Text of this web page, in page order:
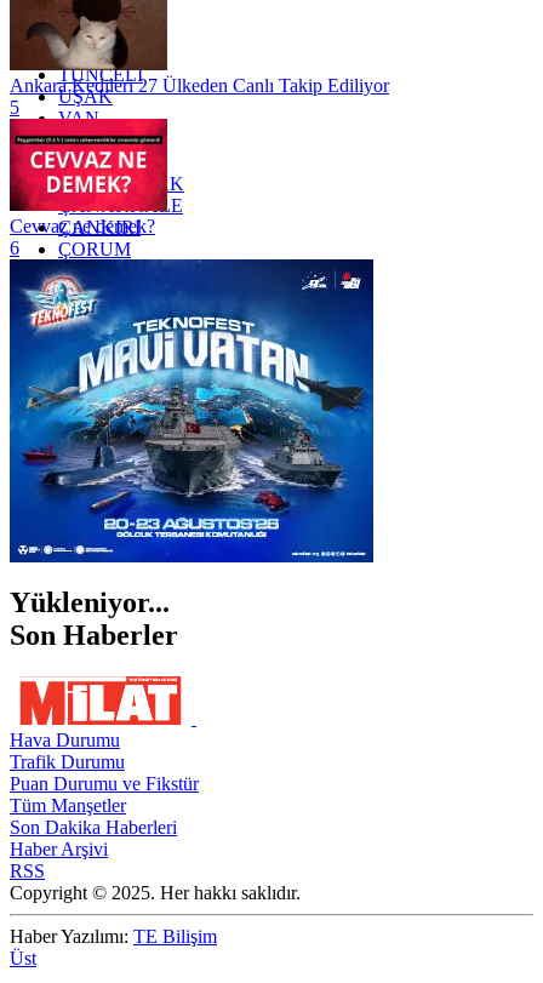
TEKİRDAĞ
TOKAT
TRABZON
TUNCELİ
UŞAK
VAN
YALOVA
YOZGAT
ZONGULDAK
ÇANAKKALE
ÇANKIRI
ÇORUM
İSTANBUL
İZMİR
ŞANLIURFA
ŞIRNAK
Ankara Kedileri 27 Ülkeden Canlı Takip Ediliyor
5
Cevvaz ne demek?
6
Yükleniyor...
Son Haberler
Hava Durumu
Trafik Durumu
Puan Durumu ve Fikstür
Tüm Manşetler
Son Dakika Haberleri
Haber Arşivi
RSS
Copyright © 2025. Her hakkı saklıdır.
Haber Yazılımı: TE Bilişim
Üst